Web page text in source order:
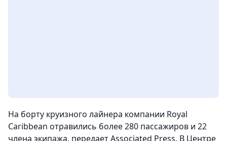
На борту круизного лайнера компании Royal
Caribbean отравились более 280 пассажиров и 22
члена экипажа, передает Associated Press. В Центре